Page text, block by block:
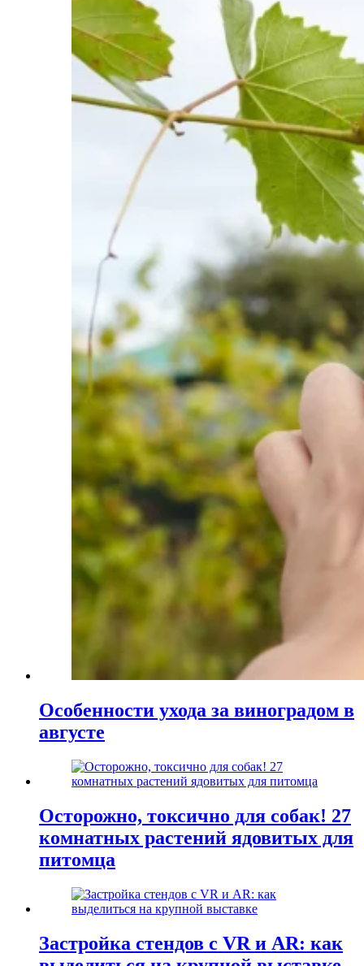
Особенности ухода за виноградом в
августе
Осторожно, токсично для собак! 27
комнатных растений ядовитых для
питомца
Застройка стендов с VR и AR: как